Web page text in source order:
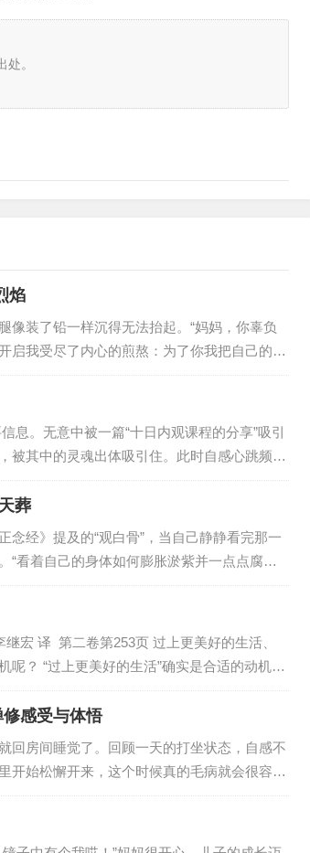
。
焰
像装了铅一样沉得无法抬起。“妈妈，你辜负
启我受尽了内心的煎熬：为了你我把自己的老
！……而你却怀疑我？不相信我？质疑我？……
息。无意中被一篇“十日内观课程的分享”吸引
被其中的灵魂出体吸引住。此时自感心跳频率
听朋友说闭黑关也可以灵魂出体，体验自性的
葬
经》提及的“观白骨”，当自己静静看完那一
“看着自己的身体如何膨胀淤紫并一点点腐
。一直观到只剩下白骨。直至它慢慢坏掉，化
宏 译 第二卷第253页 过上更美好的生活、
？ “过上更美好的生活”确实是合适的动机。
问题在…
感受与体悟
回房间睡觉了。回顾一天的打坐状态，自感不
开始松懈开来，这个时候真的毛病就会很容易
关，当你的内心松懈了，你的行为紧跟着就会